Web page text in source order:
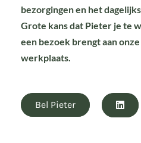
bezorgingen en het
Grote kans dat Pieter je te
een bezoek brengt aan
werkplaats.
Bel Pieter